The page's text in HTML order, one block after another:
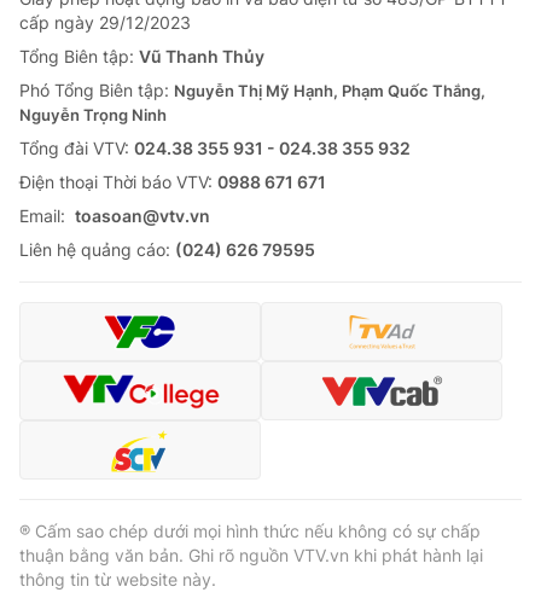
Học trực tuyến
Hitech Công nghệ tương lai
Sản phẩm
Thị trường
Tư vấn
Giao lưu trực tuyến
Lịch phát sóng
Chuyên mục khác
Emagazine
Infographic
Video Shorts video
VTV Money
VTV Sức khoẻ Bất động sản
cấp ngày 29/12/2023
Tổng Biên tập: Vũ Thanh Thủy
Phó Tổng Biên tập: Nguyễn Thị Mỹ Hạnh, Phạm Quốc Thắng,
Nguyễn Trọng Ninh
Tổng đài VTV: 024.38 355 931 - 024.38 355 932
Ðiện thoại Thời báo VTV: 0988 671 671
Email: toasoan@vtv.vn
Liên hệ quảng cáo: (024) 626 79595
® Cấm sao chép dưới mọi hình thức nếu không có sự chấp
thuận bằng văn bản. Ghi rõ nguồn VTV.vn khi phát hành lại
thông tin từ website này.